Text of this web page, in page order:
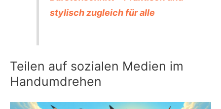
stylisch zugleich für alle
Teilen auf sozialen Medien im
Handumdrehen